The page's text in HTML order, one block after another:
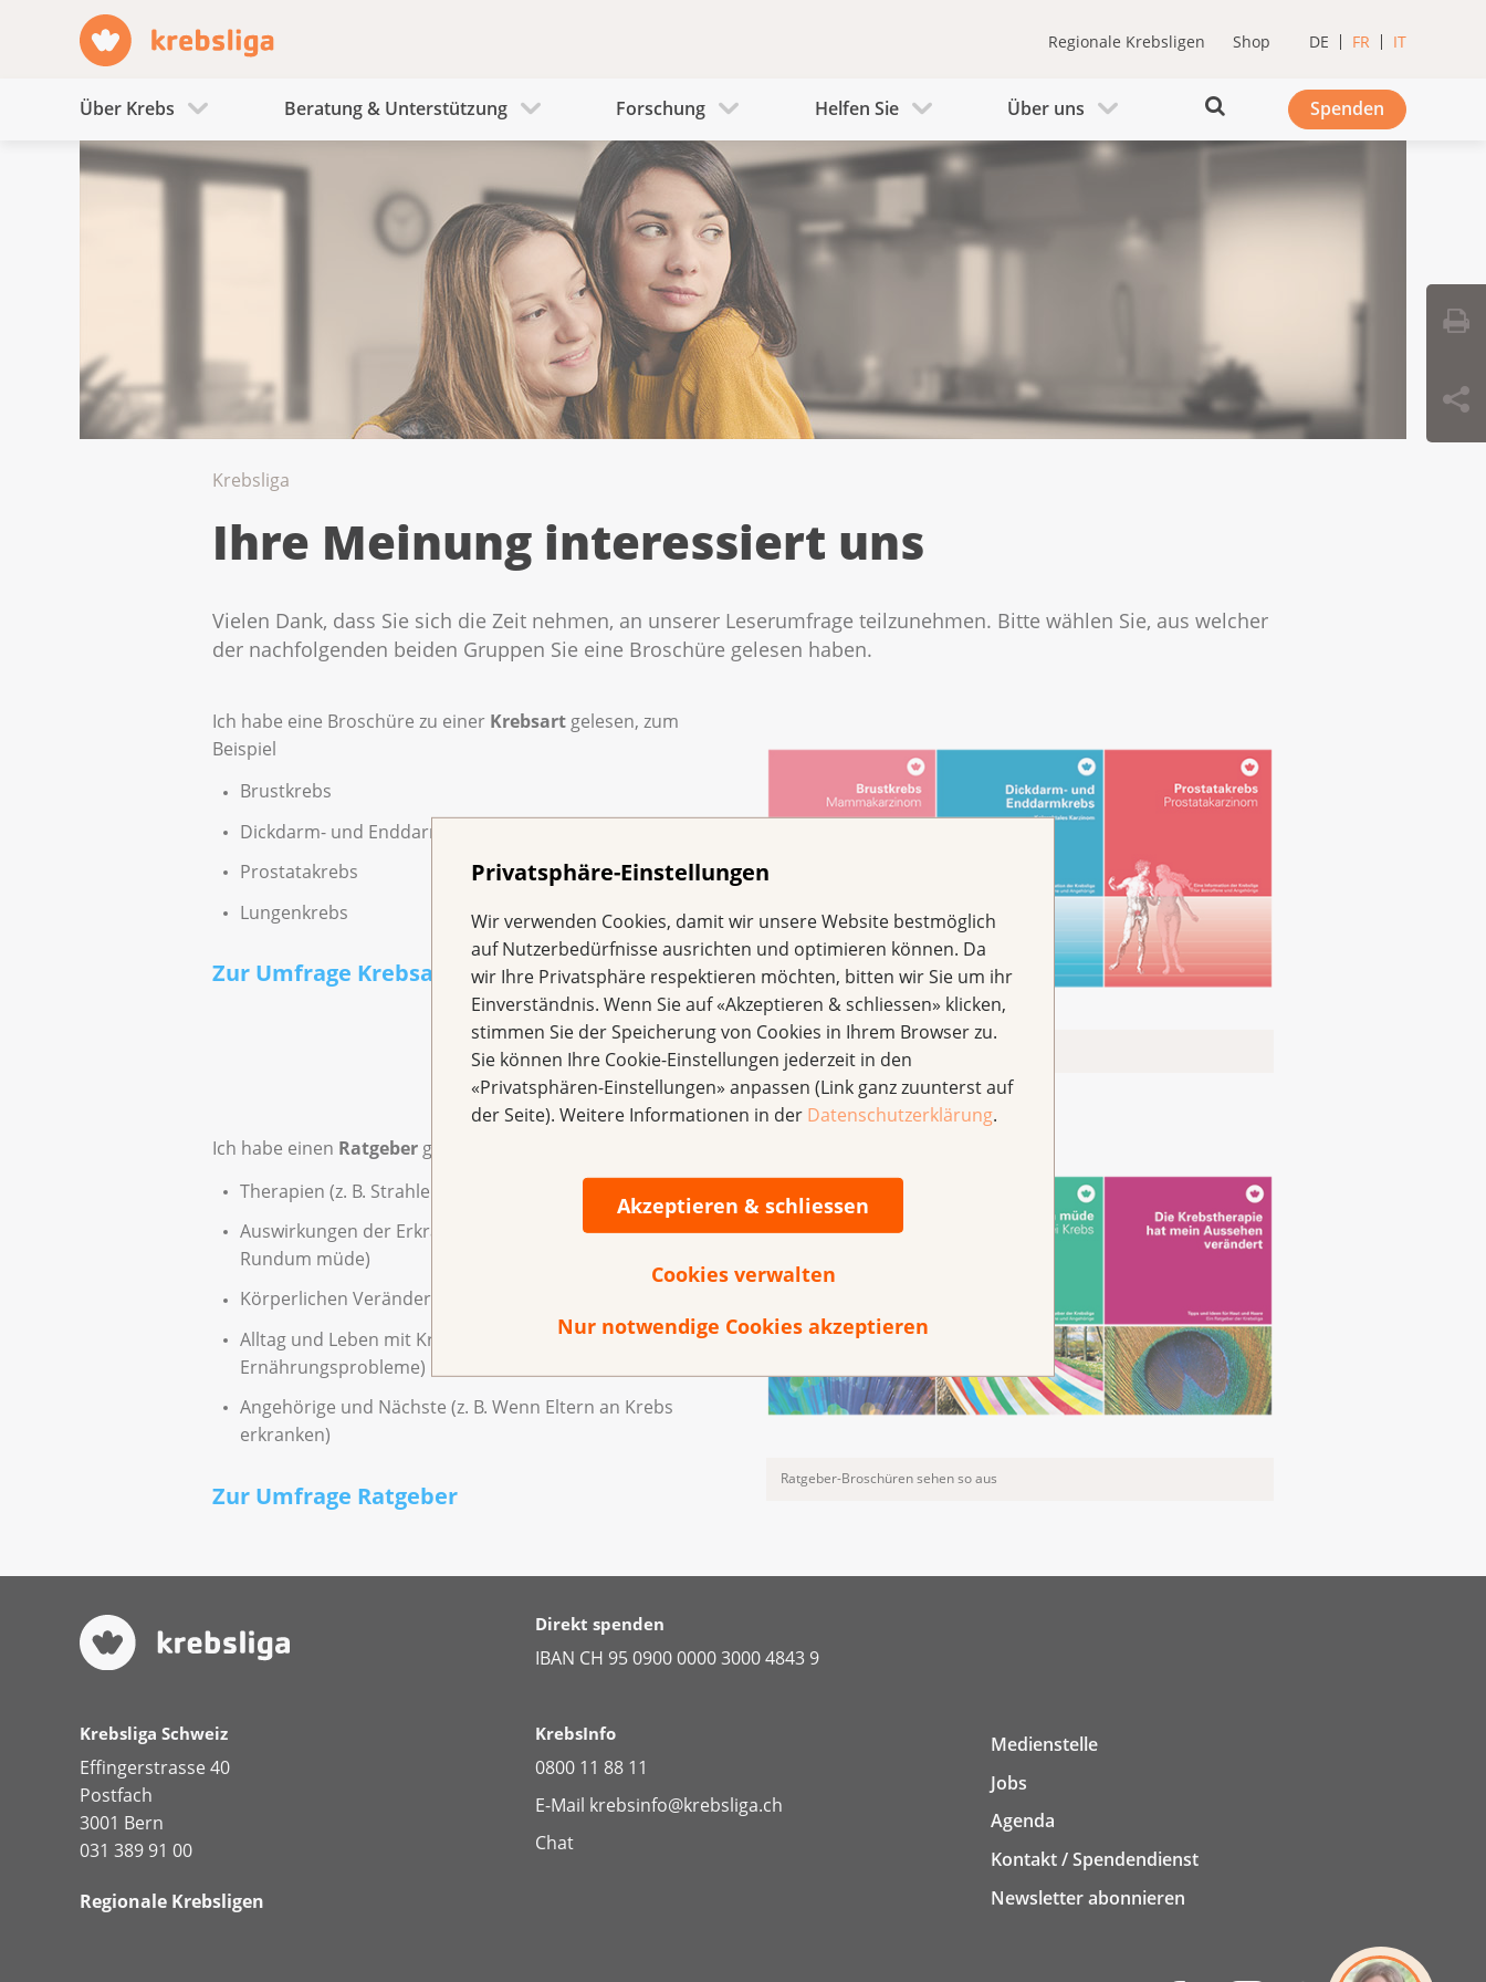
Privatsphäre-Einstellungen
Wir verwenden Cookies, damit wir unsere Website bestmöglich
auf Nutzerbedürfnisse ausrichten und optimieren können. Da
wir Ihre Privatsphäre respektieren möchten, bitten wir Sie um ihr
Einverständnis. Wenn Sie auf «Akzeptieren & schliessen» klicken,
stimmen Sie der Speicherung von Cookies in Ihrem Browser zu.
Sie können Ihre Cookie-Einstellungen jederzeit in den
«Privatsphären-Einstellungen» anpassen (Link ganz zuunterst auf
der Seite). Weitere Informationen in der Datenschutzerklärung.
Akzeptieren & schliessen
Cookies verwalten
Nur notwendige Cookies akzeptieren
Regionale Krebsligen Shop DE FR IT
Über Krebs Beratung & Unterstützung Forschung Helfen Sie Über uns Spenden
Krebsliga
Ihre Meinung interessiert uns
Vielen Dank, dass Sie sich die Zeit nehmen, an unserer Leserumfrage teilzunehmen. Bitte wählen Sie, aus welcher
der nachfolgenden beiden Gruppen Sie eine Broschüre gelesen haben.
Broschüren zu Krebsarten sehen so aus
Ich habe eine Broschüre zu einer Krebsart gelesen, zum
Beispiel
Brustkrebs
Dickdarm- und Enddarmkrebs
Prostatakrebs
Lungenkrebs
Zur Umfrage Krebsart
Ratgeber-Broschüren sehen so aus
Ich habe einen Ratgebergelesen zu
Therapien (z. B. Strahlentherapie)
Auswirkungen der Erkrankung und der Therapien (z. B.
Rundum müde)
Körperlichen Veränderungen (z. B. Urostomie)
Alltag und Leben mit Krebs (z. B. Sexualität,
Ernährungsprobleme)
Angehörige und Nächste (z. B. Wenn Eltern an Krebs
erkranken)
Zur Umfrage Ratgeber
Direkt spenden
IBAN CH 95 0900 0000 3000 4843 9
Krebsliga Schweiz
Effingerstrasse 40
Postfach
3001 Bern
031 389 91 00
Regionale Krebsligen
KrebsInfo
0800 11 88 11
E-Mail krebsinfo@krebsliga.ch
Chat
Medienstelle
Jobs
Agenda
Kontakt / Spendendienst
Newsletter abonnieren